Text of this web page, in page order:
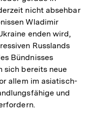
nicht absehbar
Wladimir
enden wird,
Russlands
Bündnisses
sich bereits neue
allem im asiatisch-
und